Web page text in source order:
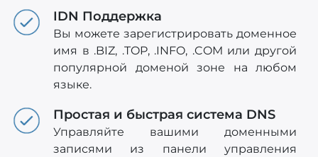
IDN Поддержка
Вы можете зарегистрировать доменное
имя в .BIZ, .TOP, .INFO, .COM или другой
популярной доменой зоне на любом
языке.
Простая и быстрая система DNS
Управляйте вашими доменными
записями из панели управления